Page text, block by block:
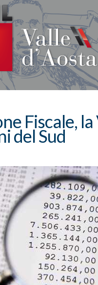
Fiscale,
del Sud